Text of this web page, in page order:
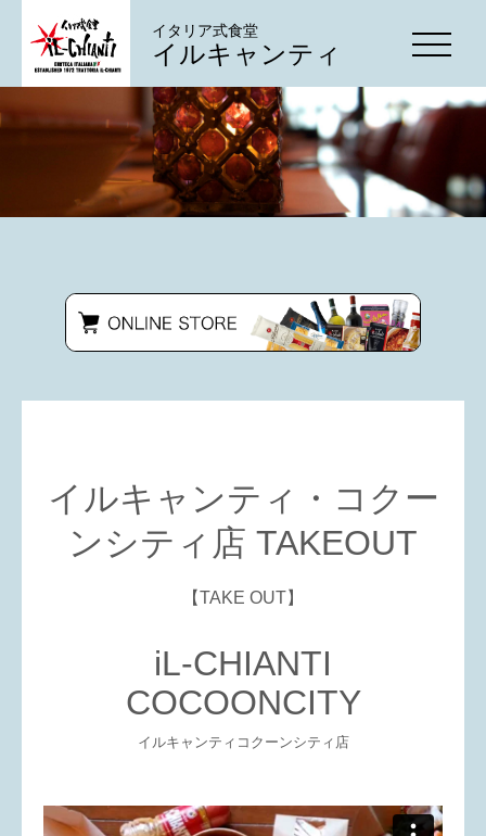
イタリア式食堂
イルキャンティ
イルキャンティ・コクー
ンシティ店 TAKEOUT
【TAKE OUT】
iL-CHIANTI
COCOONCITY
イルキャンティ コクーンシティ店